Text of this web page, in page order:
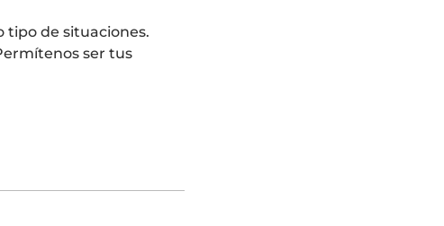
tipo de situaciones.
ser tus